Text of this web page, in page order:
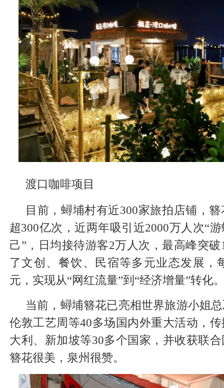
渡口咖啡项目
目前，蟳埔村有近300家旅拍店铺，
超300亿次，近两年吸引近2000万人次“
己”，日均接待游客2万人次，最高峰突
了文创、餐饮、民宿等多元业态发展，
元，实现从“网红流量”到“经济增量”转化
当前，蟳埔簪花已亮相世界旅游小姐
伦敦工艺周等40多场国内外重大活动，
大利、新加坡等30多个国家，并收获联
簪花很美，泉州很赞。